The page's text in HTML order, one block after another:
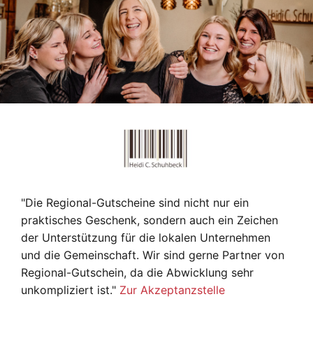
"Die Regional-Gutscheine sind nicht nur ein
praktisches Geschenk, sondern auch ein Zeichen
der Unterstützung für die lokalen Unternehmen
und die Gemeinschaft. Wir sind gerne Partner von
Regional-Gutschein, da die Abwicklung sehr
unkompliziert ist." Zur Akzeptanzstelle